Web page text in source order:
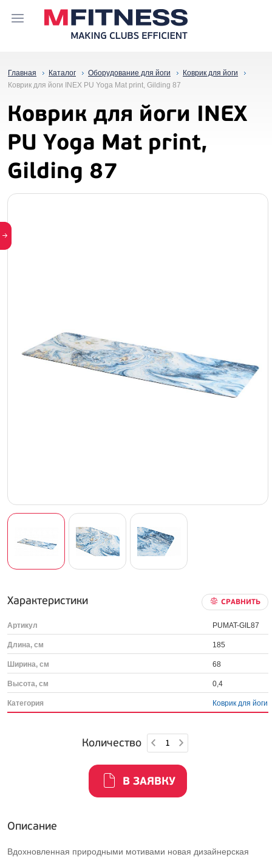
Главная Каталог Оборудование для йоги
Коврик для йоги
Коврик для йоги INEX PU Yoga Mat print, Gilding 87
Коврик для йоги INEX
PU Yoga Mat print,
Gilding 87
Характеристики СРАВНИТЬ
Артикул PUMAT-GIL87
Длина, см 185
Ширина, см 68
Высота, см 0,4
Категория Коврик для йоги
Количество
В ЗАЯВКУ
Описание
Вдохновленная природными мотивами новая дизайнерская